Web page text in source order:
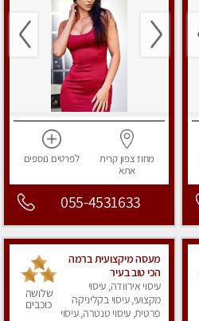
מחוז צפוןקרית
אתא
לפרטים נוספים
055-4531633
מעסה מיקצועית ברמה
הכי טוב בעיר
עיסוי אירוודה, עיסוי
מקצועי, עיסוי בקליניקה
פרטית, עיסוי טנטרה, עיסוי
שלושה
כוכבים